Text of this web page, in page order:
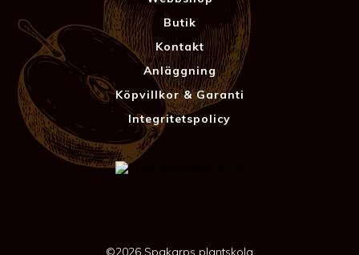
Butik
Kontakt
Anläggning
Köpvillkor & Garanti
Integritetspolicy
©2026 Spakarps plantskola